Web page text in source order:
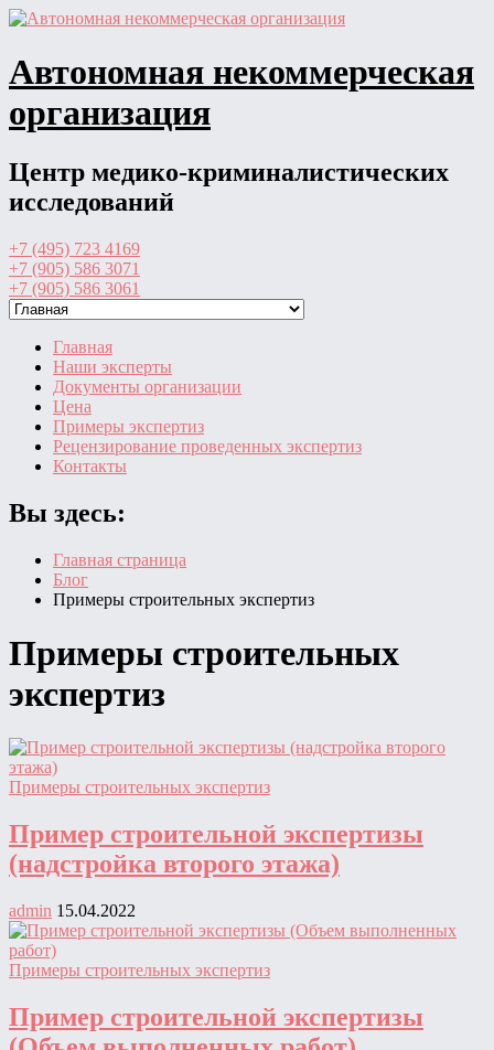
Перейти
содержимому
Автономная некоммерческая
организация
Центр медико-криминалистических
исследований
+7 (495) 723 4169
+7 (905) 586 3071
+7 (905) 586 3061
Главная
Наши эксперты
Документы организации
Цена
Примеры экспертиз
Рецензирование проведенных экспертиз
Контакты
Вы здесь:
Главная страница
Блог
Примеры строительных экспертиз
Примеры строительных
экспертиз
Примеры строительных экспертиз
Пример строительной экспертизы
(надстройка второго этажа)
admin 15.04.2022
Примеры строительных экспертиз
Пример строительной экспертизы